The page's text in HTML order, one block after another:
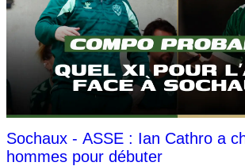
Sochaux - ASSE : Ian Cathro a
hommes pour débuter